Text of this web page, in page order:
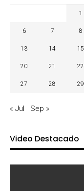
1
6 7 8
13 14 15
20 21 22
27 28 29
« Jul Sep »
Video Destacado